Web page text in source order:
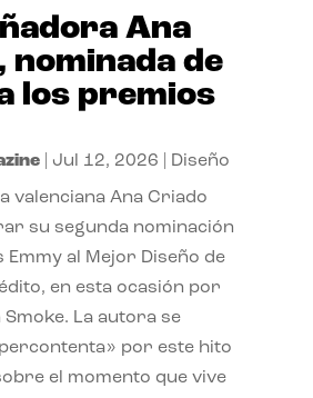
Ana
nominada de
los premios
| Jul 12, 2026 Diseño
valenciana Ana Criado
su segunda nominación
Emmy al Mejor Diseño de
en esta ocasión por
La autora se
por este hito
el momento que vive